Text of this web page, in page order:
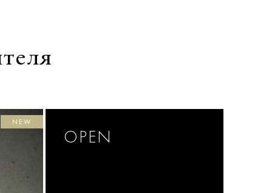
NEW
OPEN